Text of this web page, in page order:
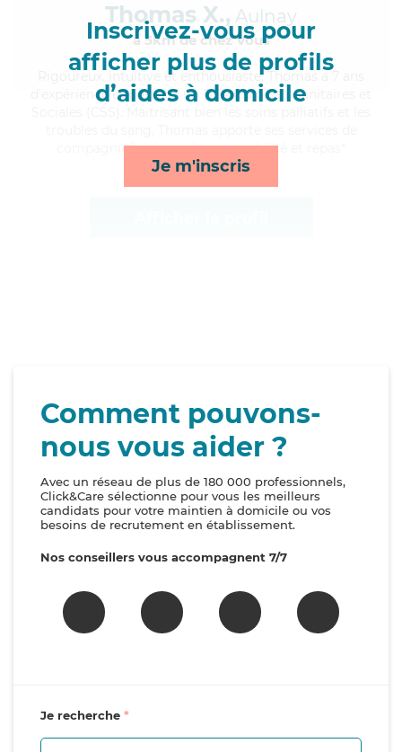
Inscrivez-vous pour
afficher plus de profils
d’aides à domicile
Je m'inscris
Thomas X., Aulnay
à 5km de chez Vous
, intuitive et enthousiaste, Thomas a 7 ans
d'expérience et possède un BEP Carrières Sanitaires et
compagnie/loisirs, ménage, mobilité et repas*
Comment pouvons-
nous vous aider ?
Avec un réseau de plus de 180 000 professionnels,
Click&Care sélectionne pour vous les meilleurs
candidats pour votre maintien à domicile ou vos
besoins de recrutement en établissement.
Nos conseillers vous accompagnent 7/7
Je recherche